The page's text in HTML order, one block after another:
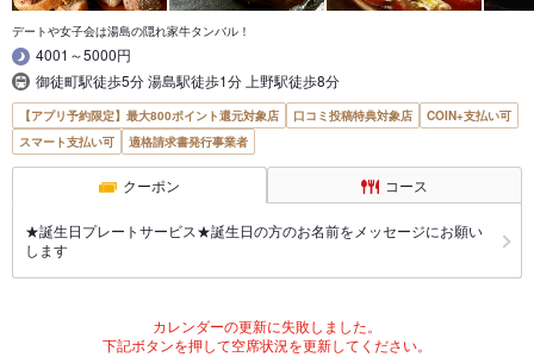
デートや女子会は湯島の隠れ家牛タンバル！
4001～5000円
御徒町駅徒歩5分 湯島駅徒歩1分 上野駅徒歩8分
【アプリ予約限定】最大800ポイント還元対象店 口コミ投稿特典対象店
COIN+支払い可
スマート支払い可
適格請求書発行事業者
クーポン コース
★誕生日プレートサービス★誕生日の方のお名前をメッセージにお願い
します
カレンダーの更新に失敗しました。
下記ボタンを押して空席状況を更新してください。